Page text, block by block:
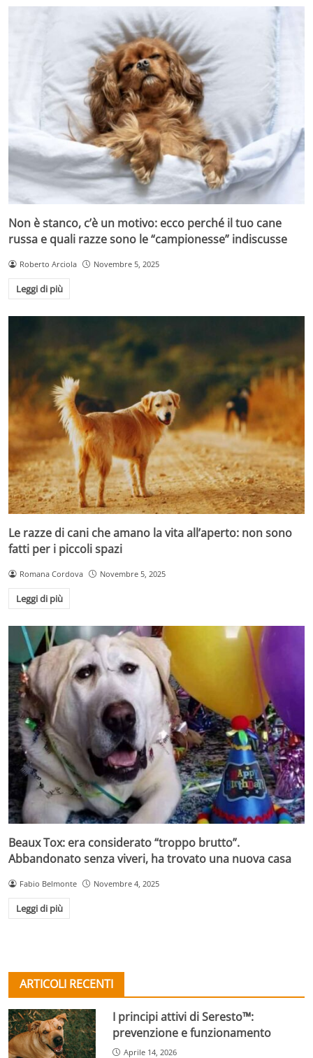
Non è stanco, c’è un motivo: ecco perché il tuo cane
russa e quali razze sono le “campionesse” indiscusse
Roberto Arciola Novembre 5, 2025
Leggi di più
Le razze di cani che amano la vita all’aperto: non sono
fatti per i piccoli spazi
Romana Cordova Novembre 5, 2025
Leggi di più
Beaux Tox: era considerato “troppo brutto”.
Abbandonato senza viveri, ha trovato una nuova casa
Fabio Belmonte Novembre 4, 2025
Leggi di più
ARTICOLI RECENTI
I principi attivi di Seresto™:
prevenzione e funzionamento
Aprile 14, 2026